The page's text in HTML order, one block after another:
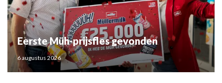
Eerste Müh-prijsfles gevonden
6 augustus 2026